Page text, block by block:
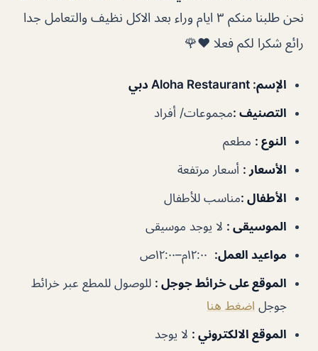
نحن طلبنا منكم ٣ ايام وراء بعد الاكل نظيف والتعامل جدا
رائع شكرا لكم فعلا ❤️🌹
الإسم: Aloha Restaurant دبي
التصنيف :مجموعات/ أفراد
النوع : مطعم
الأسعار : أسعار مرتفعة
الأطفال :مناسب للأطفال
الموسيقى : لا يوجد موسيقى
مواعيد العمل:
الموقع على خرائط جوجل : للوصول للمطع عبر خرائط
جوجل اضغط هنا
الموقع الالكتروني : لا يوجد